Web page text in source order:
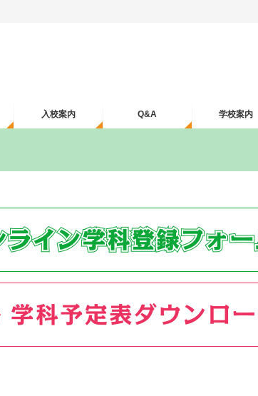
入校案内 Q&A 学校案内